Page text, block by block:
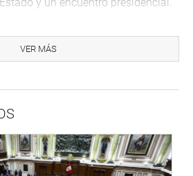
en el Décimo segundo
Ecuador.
de la Resolución
ampliar el cronograma de
al territorio nacional para
y noviembre, y a efecto de que
VER MÁS